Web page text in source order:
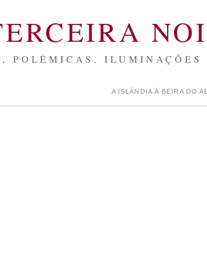
POLÉMICAS, ILUMINAÇÕES
A ISLÂNDIA À BEIRA DO